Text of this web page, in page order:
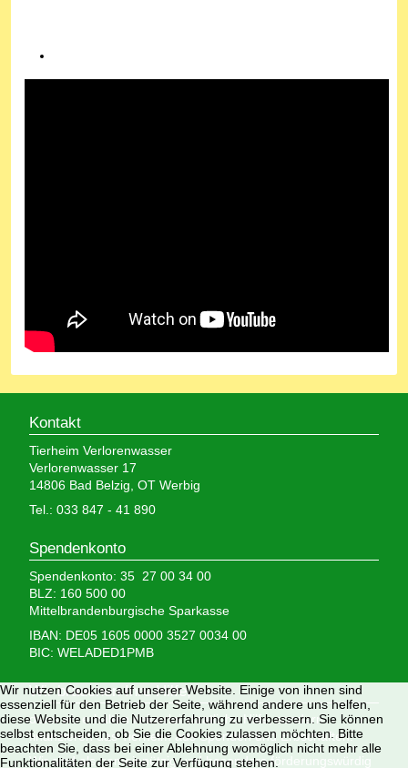
Kontakt
Tierheim Verlorenwasser
Verlorenwasser 17
14806 Bad Belzig, OT Werbig
Tel.: 033 847 - 41 890
Spendenkonto
Spendenkonto: 35 27 00 34 00
BLZ: 160 500 00
Mittelbrandenburgische Sparkasse
IBAN: DE05 1605 0000 3527 0034 00
BIC: WELADED1PMB
Wir brauchen Ihre Hilfe,
denn wir erhalten keinerlei staatliche Hilfe, sondern
finanzieren das Tierheim aus Spenden und Erbschaften.
Wir sind als gemeinnützig und besonders förderungswürdig
Wir nutzen Cookies auf unserer Website. Einige von ihnen sind
essenziell für den Betrieb der Seite, während andere uns helfen,
diese Website und die Nutzererfahrung zu verbessern. Sie können
selbst entscheiden, ob Sie die Cookies zulassen möchten. Bitte
beachten Sie, dass bei einer Ablehnung womöglich nicht mehr alle
Funktionalitäten der Seite zur Verfügung stehen.